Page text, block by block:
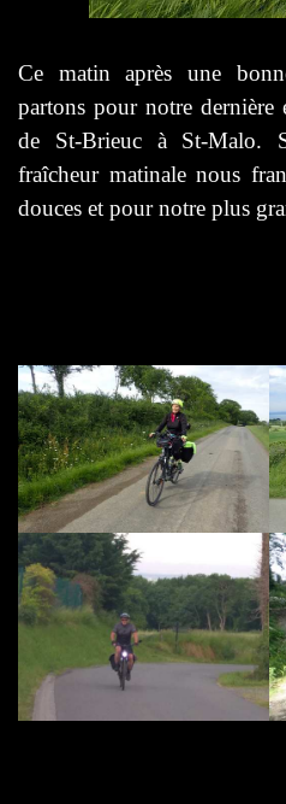
Ce matin après une
partons pour notre dernière
de St-Brieuc à St-
fraîcheur matinale nous
douces et pour notre plus